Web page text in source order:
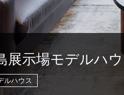
展示場モデルハウ
ルハウス